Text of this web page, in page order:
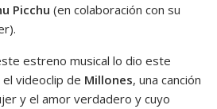
Picchu (en colaboración con su
estreno musical lo dio este
videoclip de Millones, una canción
y el amor verdadero y cuyo